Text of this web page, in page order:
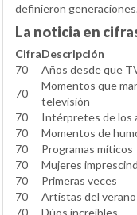
definieron
La noticia en
CifraDescripción
70
Años desde que
70
Momentos que
televisión
70
Intérpretes de los
70
Momentos de
70
Programas míticos
70
Mujeres
70
Primeras veces
70
Artistas del verano
70
Dúos increíbles